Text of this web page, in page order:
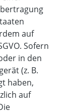
auf
Sofern
in den
(z. B.
haben,
auf